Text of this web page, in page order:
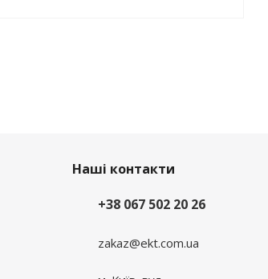
Наші контакти
+38 067 502 20 26
zakaz@ekt.com.ua